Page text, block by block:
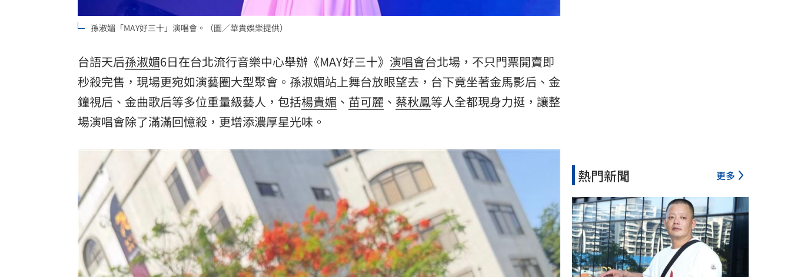
8國球員齊聚高雄 Formosa 7s掀足球熱潮 10:00
孫淑媚「MAY好三十」演唱會。（圖／華貴娛樂提供）
台語天后孫淑媚6日在台北流行音樂中心舉辦《MAY好三十》 演唱會台北場，不只門票開賣即
秒殺完售，現場更宛如演藝圈大型聚會。孫淑媚站上舞台放眼望去，台下竟坐著金馬影后、金
鐘視后、金曲歌后等多位重量級藝人，包括楊貴媚 、 苗可麗 、 蔡秋鳳等人全都現身力挺，讓整
場演唱會除了滿滿回憶殺，更增添濃厚星光味。
熱門新聞 更多